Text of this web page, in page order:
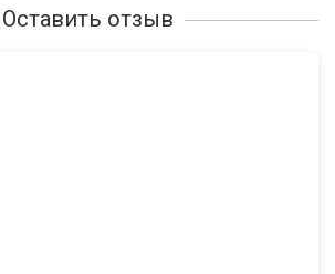
Оставить отзыв